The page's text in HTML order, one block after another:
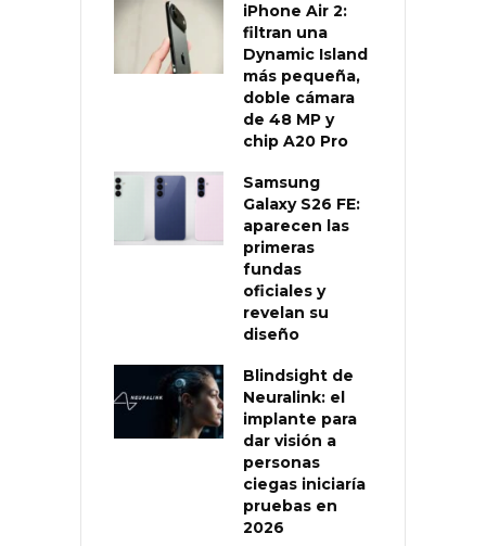
iPhone Air 2:
filtran una
Dynamic Island
más pequeña,
doble cámara
de 48 MP y
chip A20 Pro
Samsung
Galaxy S26 FE:
aparecen las
primeras
fundas
oficiales y
revelan su
diseño
Blindsight de
Neuralink: el
implante para
dar visión a
personas
ciegas iniciaría
pruebas en
2026